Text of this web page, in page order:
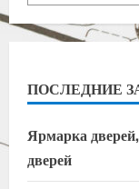
ПОСЛЕДНИЕ
Ярмарка
дверей